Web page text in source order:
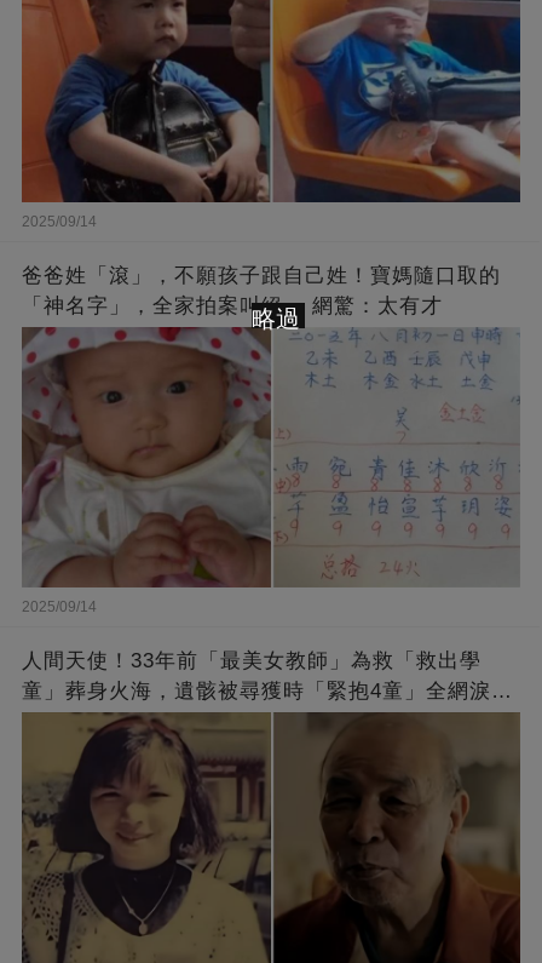
2025/09/14
爸爸姓「滾」，不願孩子跟自己姓！寶媽隨口取的
「神名字」，全家拍案叫絕 ，網驚：太有才
2025/09/14
人間天使！33年前「最美女教師」為救「救出學
童」葬身火海，遺骸被尋獲時「緊抱4童」全網淚
崩：真正的英雄不該被遺忘
略過